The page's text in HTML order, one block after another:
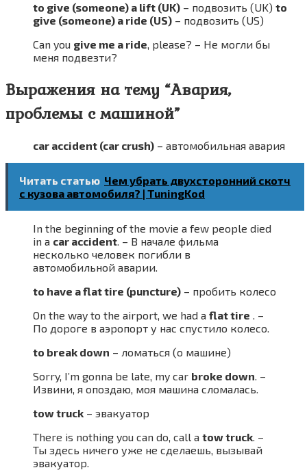
to give (someone) a lift (UK) – подвозить (UK) to
give (someone) a ride (US) – подвозить (US)
Can you give me a ride, please? – Не могли бы
меня подвезти?
Выражения на тему “Авария,
проблемы с машиной”
car accident (car crush) – автомобильная авария
Читать статью Чем убрать двухсторонний скотч
с кузова автомобиля? | TuningKod
In the beginning of the movie a few people died
in a car accident. – В начале фильма
несколько человек погибли в
автомобильной аварии.
to have a flat tire (puncture) – пробить колесо
On the way to the airport, we had a flat tire . –
По дороге в аэропорт у нас спустило колесо.
to break down – ломаться (о машине)
Sorry, I’m gonna be late, my car broke down. –
Извини, я опоздаю, моя машина сломалась.
tow truck – эвакуатор
There is nothing you can do, call a tow truck. –
Ты здесь ничего уже не сделаешь, вызывай
эвакуатор.